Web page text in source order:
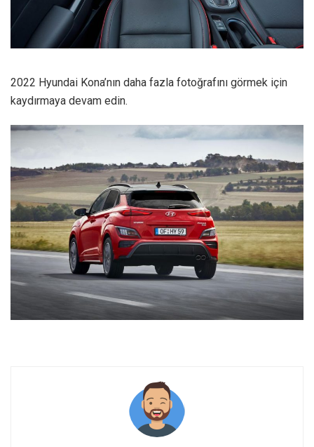
2022 Hyundai Kona’nın daha fazla fotoğrafını görmek için
kaydırmaya devam edin.